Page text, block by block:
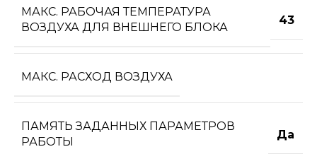
МАКС. РАБОЧАЯ ТЕМПЕРАТУРА
ВОЗДУХА ДЛЯ ВНЕШНЕГО БЛОКА
43
МАКС. РАСХОД ВОЗДУХА
ПАМЯТЬ ЗАДАННЫХ ПАРАМЕТРОВ
РАБОТЫ
Да